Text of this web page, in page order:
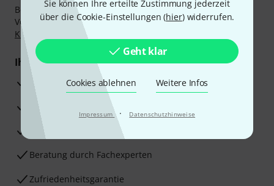
Sie können Ihre erteilte Zustimmung jederzeit
über die Cookie-Einstellungen (hier) widerrufen.
Geht klar
Cookies ablehnen Weitere Infos
Impressum · Datenschutzhinweise
Bezahlen Sie vertraulich und sicher per Nachnahme,
Vorkasse, PayPal, Amazon Pay,Klarna Sofort bezahlen
Klarna Ratenzahlung
Ihre Vorteile
3 Jahre Thomann Garantie
30 Tage Money-Back-Garantie
Beratung durch Fachexperten
Zufriedenheitsgarantie